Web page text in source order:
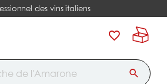
des vins italiens